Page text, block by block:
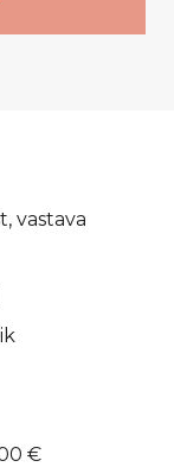
vastava
€